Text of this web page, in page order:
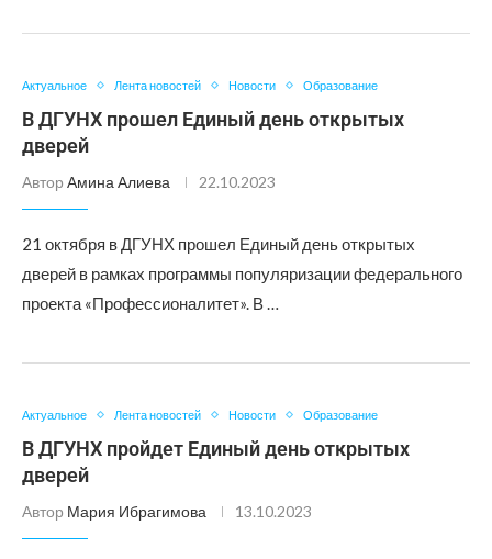
Актуальное Лента новостей Новости Образование
В ДГУНХ прошел Единый день открытых
дверей
Автор Амина Алиева 22.10.2023
21 октября в ДГУНХ прошел Единый день открытых
дверей в рамках программы популяризации федерального
проекта «Профессионалитет». В …
Актуальное Лента новостей Новости Образование
В ДГУНХ пройдет Единый день открытых
дверей
Автор Мария Ибрагимова 13.10.2023